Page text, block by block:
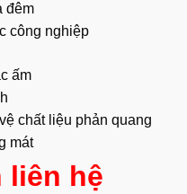
đêm
công nghiệp
ấm
chất liệu phản quang
mát
liên hệ